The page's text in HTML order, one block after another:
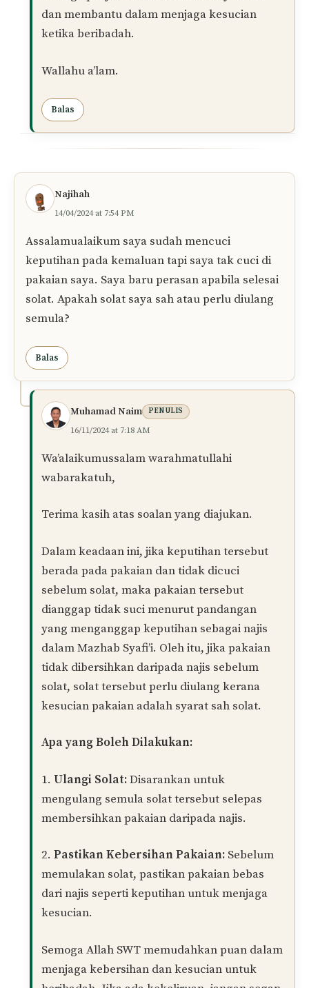
Namun, jika keputihan tidak dicuci atau
kesucian pakaian dan seterusnya solat yang
pakaian benar-benar bersih sebelum solat,
agar tidak timbul keraguan atau was-was
Kesimpulannya, solat sah jika keputihan telah
dicuci dengan air biasa, walaupun tidak
menukar pakaian. Pastikan najis tersebut
dibersihkan dengan sempurna sebelum
menunaikan solat.
Semoga penjelasan ini memberi kejelasan
dan membantu dalam menjaga kesucian
Wallahu a’lam.
Balas
14/04/2024 at 7:54 PM
keputihan pada kemaluan tapi saya tak cuci di
pakaian saya. Saya baru perasan apabila selesai
solat. Apakah solat saya sah atau perlu diulang
semula?
Muhamad Naim PENULIS
wabarakatuh,
Terima kasih atas soalan yang diajukan.
Dalam keadaan ini, jika keputihan tersebut
berada pada pakaian dan tidak dicuci
sebelum solat, maka pakaian tersebut
dianggap tidak suci menurut pandangan
dalam Mazhab Syafi’i. Oleh itu, jika pakaian
tidak dibersihkan daripada najis sebelum